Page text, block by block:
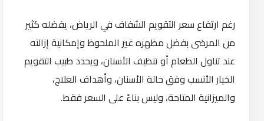
رغم ارتفاع سعر التقويم الشفاف في الرياض، يفضله كثير
من المرضى بفضل مظهره غير الملحوظ وإمكانية إزالته
عند تناول الطعام أو تنظيف الأسنان، ويحدد طبيب التقويم
الخيار الأنسب وفق حالة الأسنان، وأهداف العلاج،
والميزانية المتاحة، وليس بناءً على السعر فقط.